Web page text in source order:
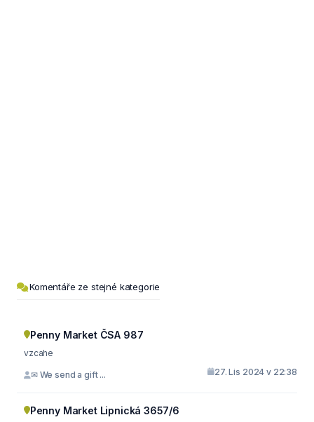
Komentáře ze stejné kategorie
Penny Market ČSA 987
vzcahe
✉ We send a gift ... 27. Lis 2024 v 22:38
Penny Market Lipnická 3657/6